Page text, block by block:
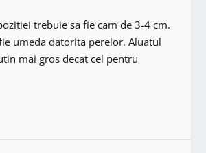
trebuie sa fie cam de 3-4 cm.
umeda datorita perelor. Aluatul
mai gros decat cel pentru